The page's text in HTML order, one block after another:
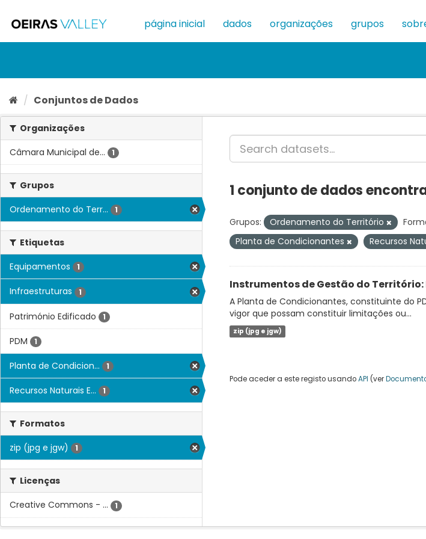
para
conteúdo
página inicial dados organizações grupos
Conjuntos de Dados
Organizações
Câmara Municipal de...
1
Grupos
Ordenamento do Terr...
1
Etiquetas
Equipamentos
1
Infraestruturas 1
Património Edificado 1
PDM 1
Planta de Condicion... 1
Recursos Naturais E... 1
Formatos
zip (jpg e jgw)
1
Licenças
Creative Commons - ...
1
1 conjunto de dados
Grupos: Ordenamento do Território
Planta de Condicionantes
Recursos
Instrumentos de Gestão do Território:
A Planta de Condicionantes, constituinte do
vigor que possam constituir limitações ou...
zip (jpg e jgw)
Pode aceder a este registo usandoAPI (ver